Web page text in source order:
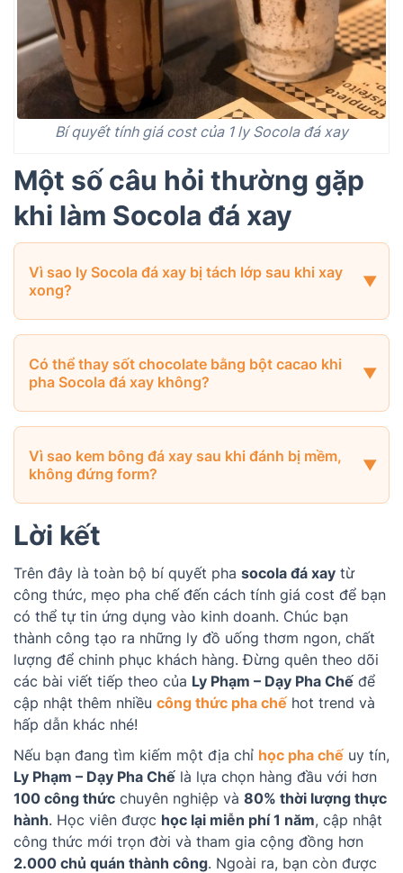
Bí quyết tính giá cost của 1 ly Socola đá xay
Một số câu hỏi thường gặp
khi làm Socola đá xay
Vì sao ly Socola đá xay bị tách lớp sau khi xay
xong?
Có thể thay sốt chocolate bằng bột cacao khi
pha Socola đá xay không?
Vì sao kem bông đá xay sau khi đánh bị mềm,
không đứng form?
Lời kết
Trên đây là toàn bộ bí quyết pha socola đá xay từ
công thức, mẹo pha chế đến cách tính giá cost để bạn
có thể tự tin ứng dụng vào kinh doanh. Chúc bạn
thành công tạo ra những ly đồ uống thơm ngon, chất
lượng để chinh phục khách hàng. Đừng quên theo dõi
các bài viết tiếp theo của Ly Phạm – Dạy Pha Chế để
cập nhật thêm nhiều công thức pha chế hot trend và
hấp dẫn khác nhé!
Nếu bạn đang tìm kiếm một địa chỉ học pha chế uy tín,
Ly Phạm – Dạy Pha Chế là lựa chọn hàng đầu với hơn
100 công thức chuyên nghiệp và 80% thời lượng thực
hành. Học viên được học lại miễn phí 1 năm, cập nhật
công thức mới trọn đời và tham gia cộng đồng hơn
2.000 chủ quán thành công. Ngoài ra, bạn còn được